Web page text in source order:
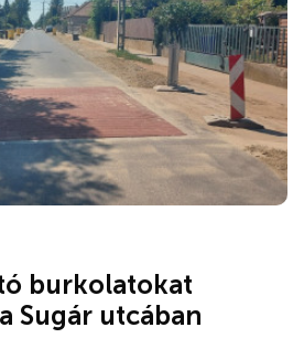
burkolatokat
Sugár utcában